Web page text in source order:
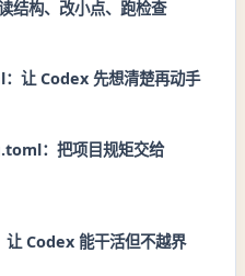
结构、改小点、跑检查
让 Codex 先想清楚再动手
：把项目规矩交给
让 Codex 能干活但不越界